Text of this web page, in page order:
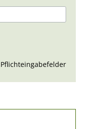
Pflichteingabefelder